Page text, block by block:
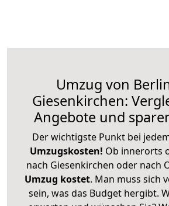
Umzug von
Giesenkirchen:
Angebote und
Der wichtigste Punkt bei
Umzugskosten! Ob innerorts
nach Giesenkirchen oder nach
Umzug kostet. Man muss sich
sein, was das Budget hergibt.